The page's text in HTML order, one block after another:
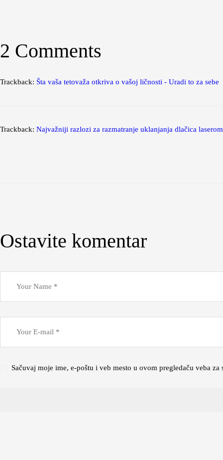
2 Comments
Trackback: Šta vaša tetovaža otkriva o vašoj ličnosti - Uradi to za sebe
Trackback: Najvažniji razlozi za razmatranje uklanjanja dlačica
Ostavite komentar
Sačuvaj moje ime, e-poštu i veb mesto u ovom pregledaču veba za